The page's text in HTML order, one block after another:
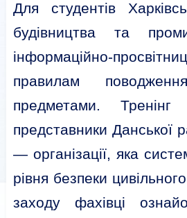
Для студентів
будівництва та
інформаційно-
правилам
предметами.
представники Данської
— організації, яка
рівня безпеки
заходу фахівці